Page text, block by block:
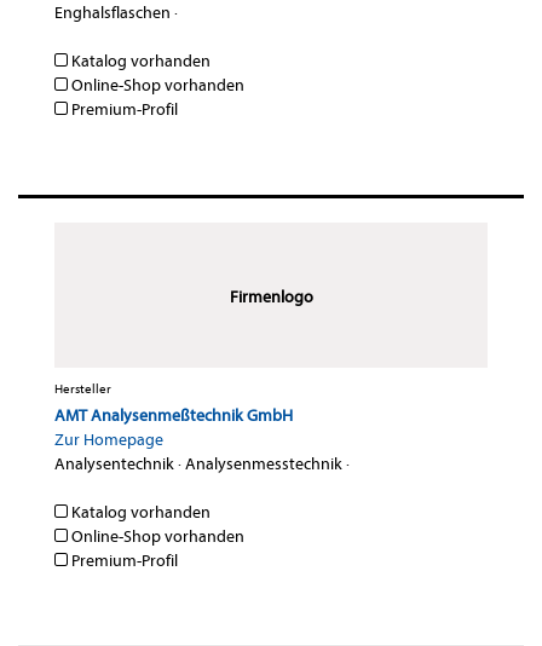
Enghalsflaschen ·
Katalog vorhanden
Online-Shop vorhanden
Premium-Profil
Firmenlogo
Hersteller
AMT Analysenmeßtechnik GmbH
Zur Homepage
Analysentechnik·Analysenmesstechnik·
Katalog vorhanden
Online-Shop vorhanden
Premium-Profil